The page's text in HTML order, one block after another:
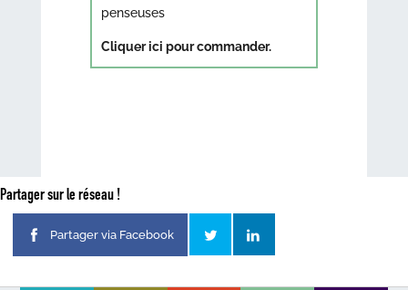
penseuses
Cliquer ici pour commander.
Partager sur le réseau !
Partager via Facebook